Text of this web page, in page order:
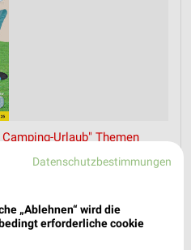
Urlaub" Themen
Datenschutzbestimmungen
„Ablehnen“ wird die
erforderliche cookie